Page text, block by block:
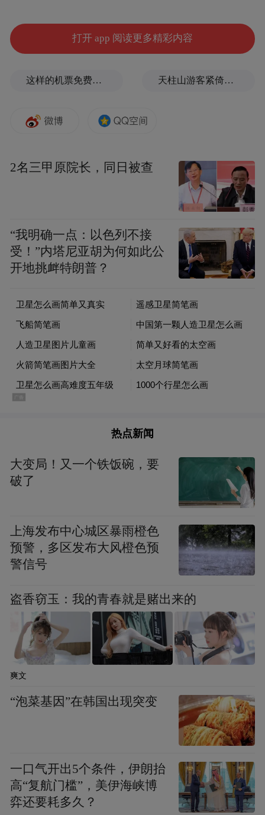
口，就能享受到更前沿、更优质的医疗服
务。
镇江市第一人民医院
，是市民认可度高的区
久、综合实力最强的市属公立医院，医院常
件应急保障的重任，学科设置齐全、临床技
术扎实过硬。多年来，凭借规范贴心的诊疗
服务，医院积累了良好的口碑和公信力，是
百姓看病就医值得信赖的选择。
依托扎实的根基
借力南大顶尖学科优势
临床能力、人才培养、科研创新
，医院整体纳入南京大学医学
院附属医院规范化管理体系，对标高水平高
校附属医院建设标准持续优化。依托南大优
势学科，结合智慧医疗新技术，医院将不断
通过专家常态化坐诊、手术指导、病例研
讨，持续增强重症救治能力。
人才队伍方面，双方将搭建起双向交流、双
聘共用的长效平台。南大知名专家定期来院
坐诊、开展手术、带教青年医师，把前沿诊
疗理念和标准化流程带到临床一线；医院骨
干医师、青年人才也能进入南大深造学习，
接触行业前沿技术，持续夯实人才梯队，为
，医院可共享南大高端科研平
台，推动人工智能、大数据等前沿技术与临
床诊疗深度融合，让科研成果逐步转化为诊
疗实效，推动医院朝着医疗、教学、科研协
打开 app 阅读更多精彩内容
这样的机票免费退改，走错了方向 天柱山游客紧倚护栏扶手缓步下山，险被台风吹飞
2名三甲原院长，同日被查
“我明确一点：以色列不接
受！”内塔尼亚胡为何如此公
开地挑衅特朗普？
热点新闻
大变局！又一个铁饭碗，要
破了
上海发布中心城区暴雨橙色
预警，多区发布大风橙色预
警信号
盗香窃玉：我的青春就是赌出来的
爽文
“泡菜基因”在韩国出现突变
一口气开出5个条件，伊朗抬
高“复航门槛”，美伊海峡博
弈还要耗多久？